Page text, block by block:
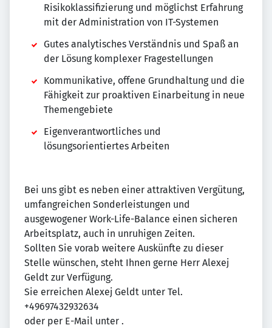
Risikoklassifizierung und möglichst Erfahrung
mit der Administration von IT-Systemen
Gutes analytisches Verständnis und Spaß an
der Lösung komplexer Fragestellungen
Kommunikative, offene Grundhaltung und die
Fähigkeit zur proaktiven Einarbeitung in neue
Themengebiete
Eigenverantwortliches und
lösungsorientiertes Arbeiten
Bei uns gibt es neben einer attraktiven Vergütung,
umfangreichen Sonderleistungen und
ausgewogener Work-Life-Balance einen sicheren
Arbeitsplatz, auch in unruhigen Zeiten.
Sollten Sie vorab weitere Auskünfte zu dieser
Stelle wünschen, steht Ihnen gerne Herr Alexej
Geldt zur Verfügung.
Sie erreichen Alexej Geldt unter Tel.
+49697432932634
oder per E-Mail unter .